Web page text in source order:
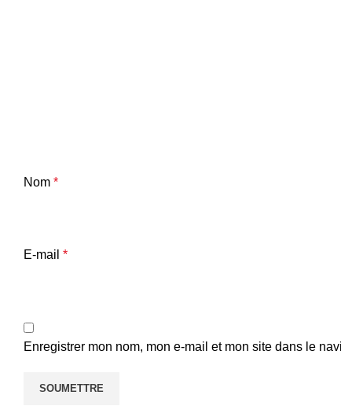
Nom *
E-mail *
Enregistrer mon nom, mon e-mail et mon site dans le